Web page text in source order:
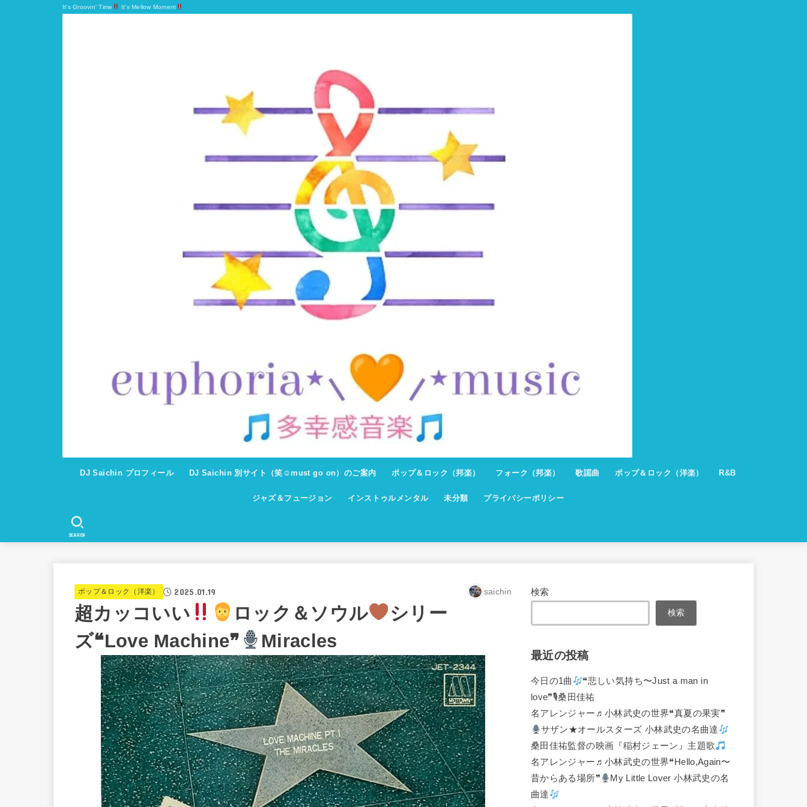
It's Groovin' Time It's Mellow Moment
DJ Saichin プロフィール DJ Saichin 別サイト（笑☺must go on）のご案内 ポップ＆ロック（邦楽） フォーク（邦楽） 歌謡曲 ポップ＆ロック（洋楽） R&B
ジャズ＆フュージョン インストゥルメンタル 未分類 プライバシーポリシー
SEARCH
ポップ＆ロック（洋楽） 2025.01.19 saichin
超カッコいい ロック＆ソウル
シリー
ズ❝Love Machine❞
Miracles
検索
検索
最近の投稿
今日の1曲
❝悲しい気持ち〜Just a man in
love❞🎙桑田佳祐
名アレンジャー♬ 小林武史の世界❝真夏の果実❞
サザン★オールスターズ 小林武史の名曲達
桑田佳祐監督の映画『稲村ジェーン』主題歌
名アレンジャー♬ 小林武史の世界❝Hello,Again〜
昔からある場所❞
My Little Lover 小林武史の名
曲達